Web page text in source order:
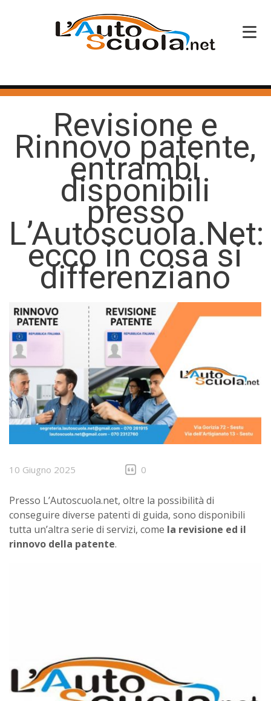
HOME
CORSI PATENTE
CORSI PROFESSIONALI
PERCHÉ SCEGLIERCI
BLOG
CONTATTI
Revisione e
Rinnovo patente,
entrambi
disponibili
presso
L’Autoscuola.Net:
ecco in cosa si
differenziano
10 Giugno 2025 0
Presso L’Autoscuola.net, oltre la possibilità di
conseguire diverse patenti di guida, sono disponibili
tutta un’altra serie di servizi, come la revisione ed il
rinnovo della patente.